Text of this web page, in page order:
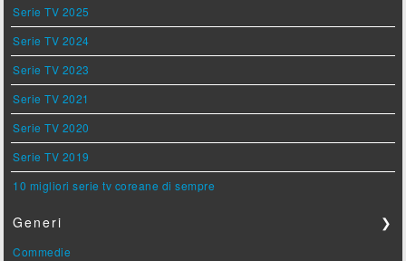
Serie TV 2025
Serie TV 2024
Serie TV 2023
Serie TV 2021
Serie TV 2020
Serie TV 2019
10 migliori serie tv coreane di sempre
Generi ❯
Commedie